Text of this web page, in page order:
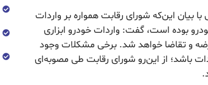
بیان این‌که شورای رقابت همواره بر واردات
بوده است، گفت: واردات خودرو ابزاری
و تقاضا خواهد شد. برخی مشکلات وجود
باشد؛ از این‌رو شورای رقابت طی مصوبه‌ای